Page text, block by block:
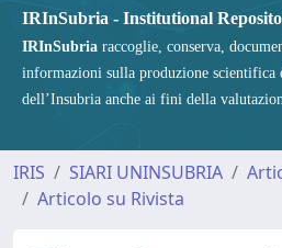
IRInSubria - Institutional
IRInSubria raccoglie, conserva,
informazioni sulla produzione
dell’Insubria anche ai fini della
IRIS SIARI UNINSUBRIA
Articolo su Rivista